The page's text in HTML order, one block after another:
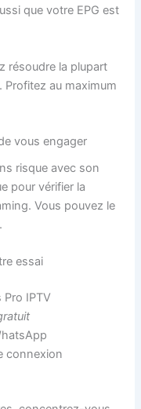
que votre EPG est
résoudre la plupart
au maximum
vous engager
risque avec son
pour vérifier la
Vous pouvez le
essai
Pro IPTV
connexion